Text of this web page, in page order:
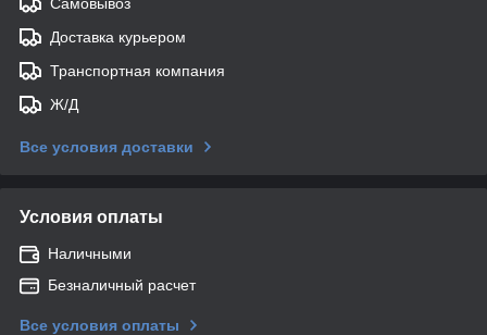
Доставка курьером
Транспортная компания
Ж/Д
Все условия доставки
Условия оплаты
Наличными
Безналичный расчет
Все условия оплаты